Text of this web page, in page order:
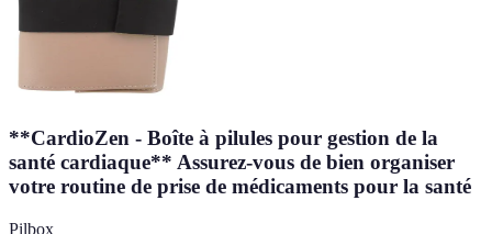
**CardioZen - Boîte à pilules pour gestion de la
santé cardiaque** Assurez-vous de bien organiser
votre routine de prise de médicaments pour la santé
Pilbox